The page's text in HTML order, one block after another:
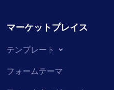
マーケットプレイス
テンプレート
フォームテーマ